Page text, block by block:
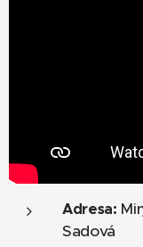
Adresa:
Sadová